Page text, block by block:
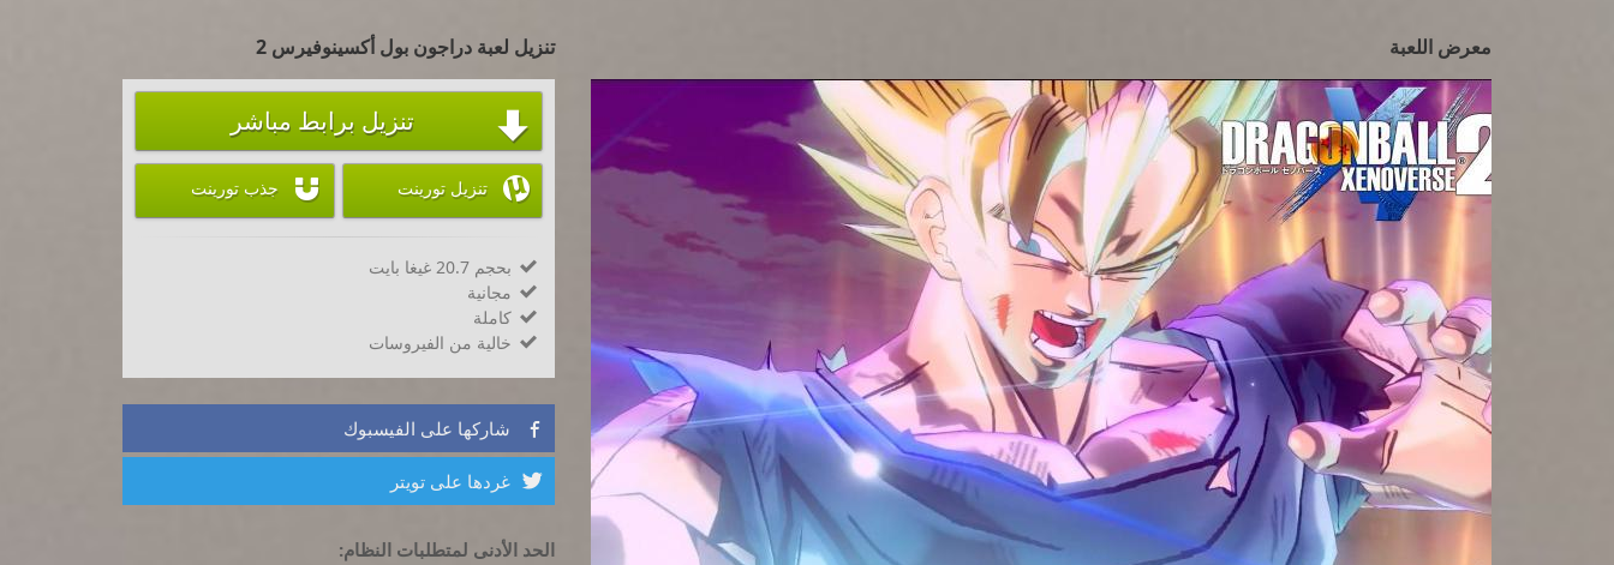
معرض اللعبة تنزيل لعبة دراجون بول أكسينوفيرس 2
 تنزيل برابط مباشر
 تنزيل تورينت  جذب تورينت
 بحجم 20.7 غيغا بايت
 مجانية
 كاملة
 خالية من الفيروسات
 شاركها على الفيسبوك
 غردها على تويتر
الحد الأدنى لمتطلبات النظام: